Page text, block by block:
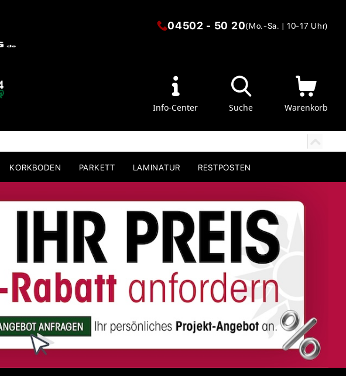
04502 - 50 20(Mo.-Sa. | 10-17 Uhr)
Info-Center Suche Warenkorb
KORKBODEN PARKETT LAMINATUR RESTPOSTEN